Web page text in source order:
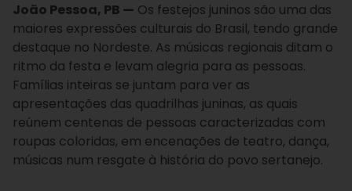
João Pessoa, PB — Os festejos juninos são uma das
maiores expressões culturais do Brasil, tendo grande
destaque no Nordeste. As músicas regionais ditam o
ritmo da festa e levam alegria para as pessoas.
Famílias inteiras se juntam para ver as
apresentações das quadrilhas juninas, as quais
reúnem centenas de pessoas caracterizadas com
roupas coloridas, em encenações de teatro, dança,
músicas num resgate à história do povo sertanejo.